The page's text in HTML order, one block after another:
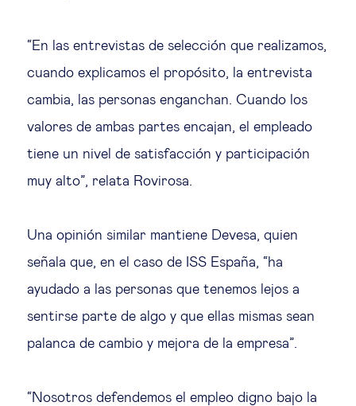
“En las entrevistas de selección que realizamos,
cuando explicamos el propósito, la entrevista
cambia, las personas enganchan. Cuando los
valores de ambas partes encajan, el empleado
tiene un nivel de satisfacción y participación
muy alto”, relata Rovirosa.
Una opinión similar mantiene Devesa, quien
señala que, en el caso de ISS España, “ha
ayudado a las personas que tenemos lejos a
sentirse parte de algo y que ellas mismas sean
palanca de cambio y mejora de la empresa”.
“Nosotros defendemos el empleo digno bajo la